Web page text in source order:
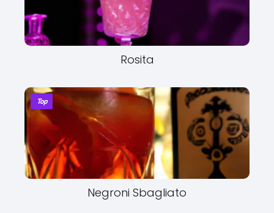
Rosita
Top
Negroni Sbagliato